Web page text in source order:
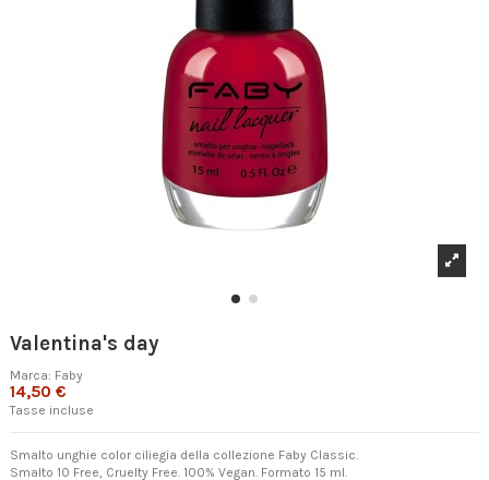
Valentina's day
Marca: Faby
14,50 €
Tasse incluse
Smalto unghie color ciliegia della collezione Faby Classic.
Smalto 10 Free, Cruelty Free. 100% Vegan. Formato 15 ml.